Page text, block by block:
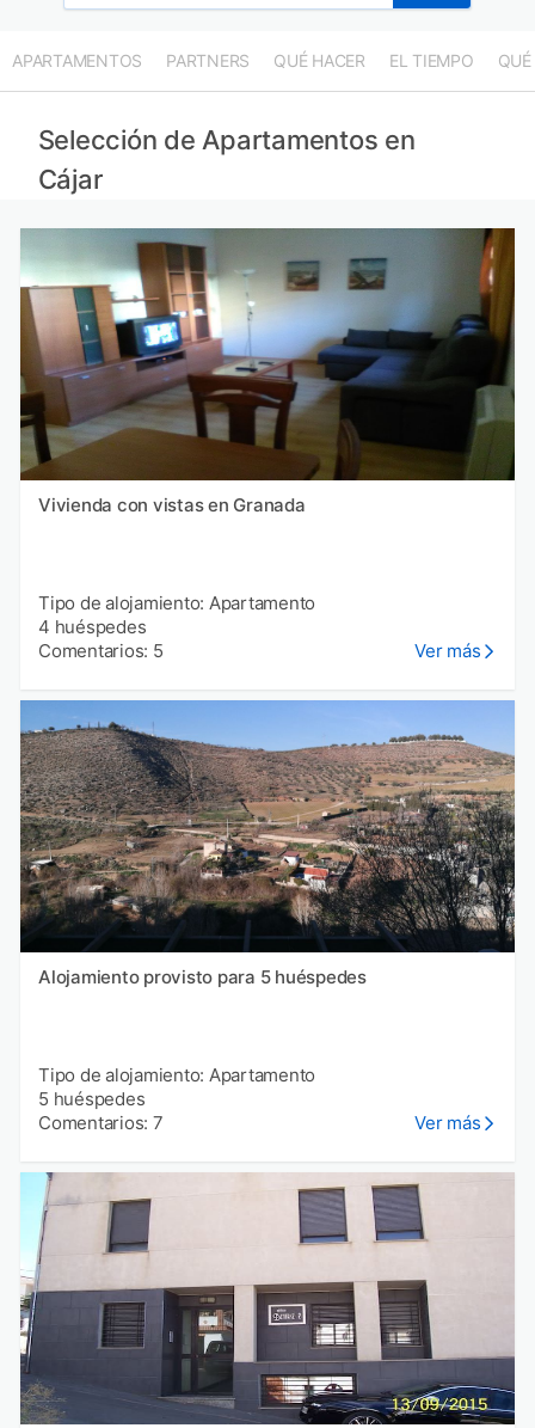
APARTAMENTOS PARTNERS QUÉ HACER EL TIEMPO QUÉ
Selección de Apartamentos en
Cájar
Vivienda con vistas en Granada
Tipo de alojamiento: Apartamento
4 huéspedes
Comentarios: 5
Ver más
Alojamiento provisto para 5 huéspedes
Tipo de alojamiento: Apartamento
5 huéspedes
Comentarios: 7
Ver más